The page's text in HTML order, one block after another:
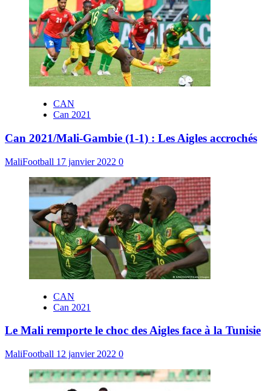
CAN
Can 2021
Can 2021/Mali-Gambie (1-1) : Les Aigles accrochés
MaliFootball 17 janvier 2022 0
CAN
Can 2021
Le Mali remporte le choc des Aigles face à la Tunisie
MaliFootball 12 janvier 2022 0